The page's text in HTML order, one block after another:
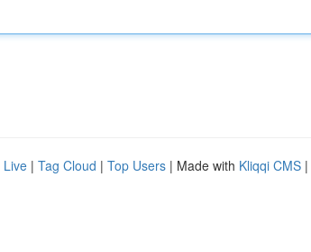
Live | Tag Cloud | Top Users | Made with Kliqqi CMS |